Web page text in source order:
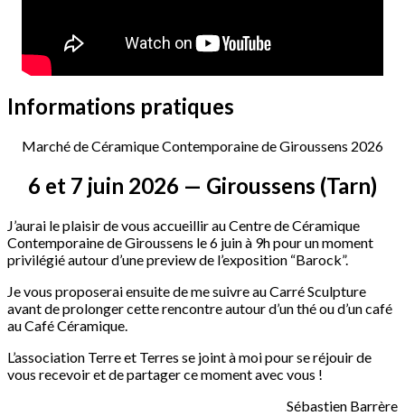
Informations pratiques
Marché de Céramique Contemporaine de Giroussens 2026
6 et 7 juin 2026 — Giroussens (Tarn)
J’aurai le plaisir de vous accueillir au Centre de Céramique
Contemporaine de Giroussens le 6 juin à 9h pour un moment
privilégié autour d’une preview de l’exposition “Barock”.
Je vous proposerai ensuite de me suivre au Carré Sculpture
avant de prolonger cette rencontre autour d’un thé ou d’un café
au Café Céramique.
L’association Terre et Terres se joint à moi pour se réjouir de
vous recevoir et de partager ce moment avec vous !
Sébastien Barrère